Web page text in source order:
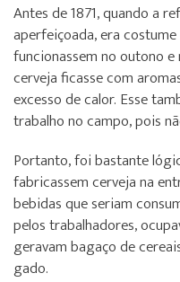
Antes de 1871, quando a
aperfeiçoada, era
funcionassem no outono e
cerveja ficasse com
excesso de calor. Esse
trabalho no campo, pois
Portanto, foi bastante
fabricassem cerveja na
bebidas que seriam
pelos trabalhadores,
geravam bagaço de
gado.